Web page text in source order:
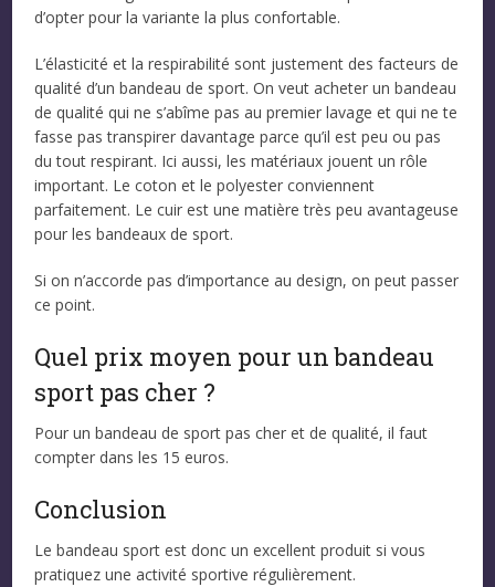
d’opter pour la variante la plus confortable.
L’élasticité et la respirabilité sont justement des facteurs de
qualité d’un bandeau de sport. On veut acheter un bandeau
de qualité qui ne s’abîme pas au premier lavage et qui ne te
fasse pas transpirer davantage parce qu’il est peu ou pas
du tout respirant. Ici aussi, les matériaux jouent un rôle
important. Le coton et le polyester conviennent
parfaitement. Le cuir est une matière très peu avantageuse
pour les bandeaux de sport.
Si on n’accorde pas d’importance au design, on peut passer
ce point.
Quel prix moyen pour un bandeau
sport pas cher ?
Pour un bandeau de sport pas cher et de qualité, il faut
compter dans les 15 euros.
Conclusion
Le bandeau sport est donc un excellent produit si vous
pratiquez une activité sportive régulièrement.